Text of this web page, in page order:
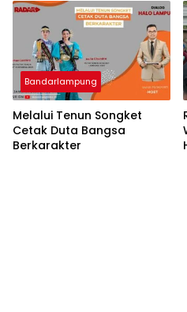
Bandarlampung
Melalui Tenun Songket
Cetak Duta Bangsa
Berkarakter